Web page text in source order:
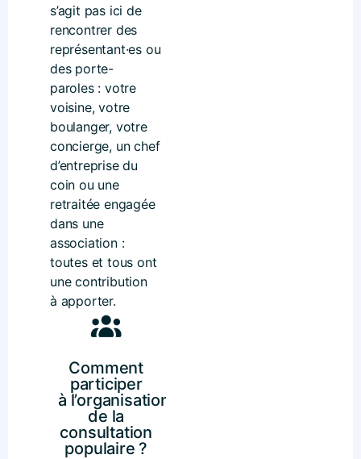
s’agit pas ici de
rencontrer des
représentant·es ou
des porte-
paroles : votre
voisine, votre
boulanger, votre
concierge, un chef
d’entreprise du
coin ou une
retraitée engagée
dans une
association :
toutes et tous ont
une contribution
à apporter.
Comment
participer
à l’organisation
de la
consultation
populaire ?